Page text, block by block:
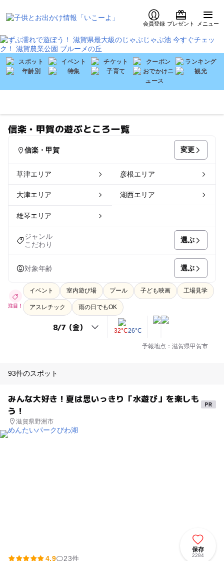
会員登録 プレゼント メニュー
信楽・甲賀の遊ぶところ一覧
信楽・甲賀 変更
草津エリア 彦根エリア
大津エリア 湖西エリア
雄琴エリア
ジャンル
こだわり
選ぶ
対象年齢 選ぶ
注目！
イベント 室内遊び場 プール 子ども映画 工場見学
アスレチック 雨の日でもOK
32°C26°C
予報地点：滋賀県甲賀市
93件のスポット
みんな大好き！夏は思いっきり「水遊び」を楽しも
う！
滋賀県野洲市
保存
2284
4.9
23件